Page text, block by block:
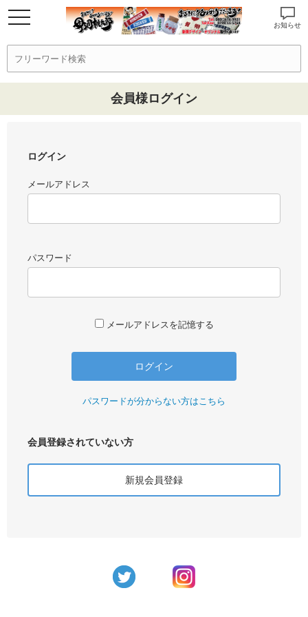
お知らせ
会員様ログイン
ログイン
メールアドレス
パスワード
メールアドレスを記憶する
パスワードが分からない方はこちら
会員登録されていない方